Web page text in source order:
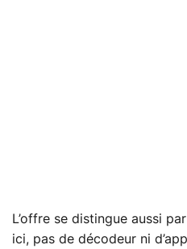
L’offre se distingue aussi
ici, pas de décodeur ni